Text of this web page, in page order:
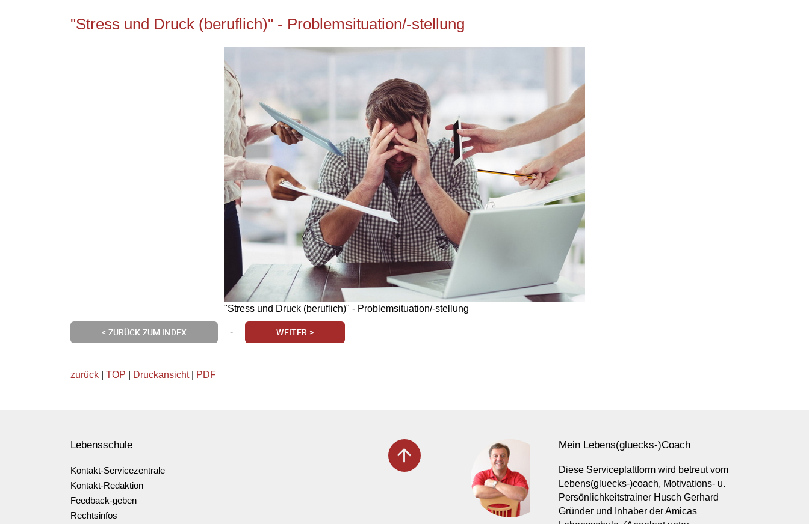
"Stress und Druck (beruflich)" - Problemsituation/-stellung
"Stress und Druck (beruflich)" - Problemsituation/-stellung
< ZURÜCK ZUM INDEX - WEITER >
zurück TOP Druckansicht| PDF
arrow_upward Mein Lebens(gluecks-)Coach
Diese Serviceplattform wird betreut vom
Lebens(gluecks-)coach, Motivations- u.
Persönlichkeitstrainer Husch Gerhard
Gründer und Inhaber der Amicas
Lebensschule
Kontakt-Servicezentrale
Kontakt-Redaktion
Feedback-geben
Rechtsinfos